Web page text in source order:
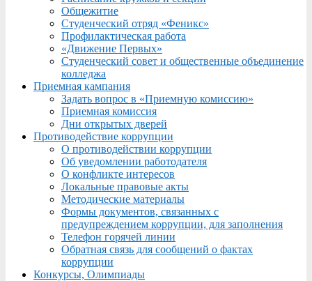
Общежитие
Студенческий отряд «Феникс»
Профилактическая работа
«Движение Первых»
Студенческий совет и общественные объединение
колледжа
Приемная кампания
Задать вопрос в «Приемную комиссию»
Приемная комиссия
Дни открытых дверей
Противодействие коррупции
О противодействии коррупции
Об уведомлении работодателя
О конфликте интересов
Локальные правовые акты
Методические материалы
Формы документов, связанных с
предупреждением коррупции, для заполнения
Телефон горячей линии
Обратная связь для сообщений о фактах
коррупции
Конкурсы, Олимпиады